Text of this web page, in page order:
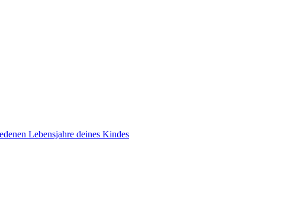
Lebensjahre deines Kindes